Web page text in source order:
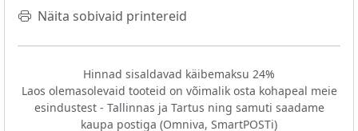
Näita sobivaid printereid
Hinnad sisaldavad käibemaksu 24%
Laos olemasolevaid tooteid on võimalik osta kohapeal meie
esindustest - Tallinnas ja Tartus ning samuti saadame
kaupa postiga (Omniva, SmartPOSTi)